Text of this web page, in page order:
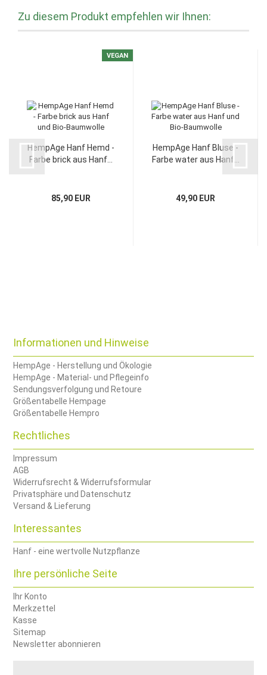
Zu diesem Produkt empfehlen wir Ihnen:
VEGAN
HempAge Hanf Hemd -
Farbe brick aus Hanf...
85,90 EUR
HempAge Hanf Bluse -
Farbe water aus Hanf...
49,90 EUR
Informationen und Hinweise
HempAge - Herstellung und Ökologie
HempAge - Material- und Pflegeinfo
Sendungsverfolgung und Retoure
Größentabelle Hempage
Größentabelle Hempro
Rechtliches
Impressum
AGB
Widerrufsrecht & Widerrufsformular
Privatsphäre und Datenschutz
Versand & Lieferung
Interessantes
Hanf - eine wertvolle Nutzpflanze
Ihre persönliche Seite
Ihr Konto
Merkzettel
Kasse
Sitemap
Newsletter abonnieren